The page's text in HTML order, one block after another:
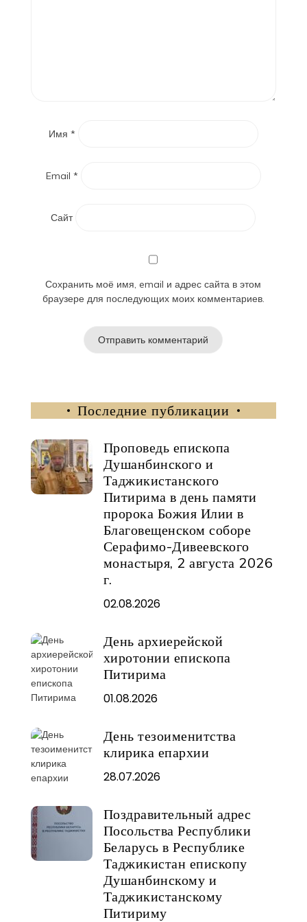
Имя *
Email *
Сайт
Сохранить моё имя, email и адрес сайта в этом
браузере для последующих моих комментариев.
Последние публикации
Проповедь епископа
Душанбинского и
Таджикистанского
Питирима в день памяти
пророка Божия Илии в
Благовещенском соборе
Серафимо-Дивеевского
монастыря, 2 августа 2026
г.
02.08.2026
День архиерейской
хиротонии епископа
Питирима
01.08.2026
День тезоименитства
клирика епархии
28.07.2026
Поздравительный адрес
Посольства Республики
Беларусь в Республике
Таджикистан епископу
Душанбинскому и
Таджикистанскому
Питириму